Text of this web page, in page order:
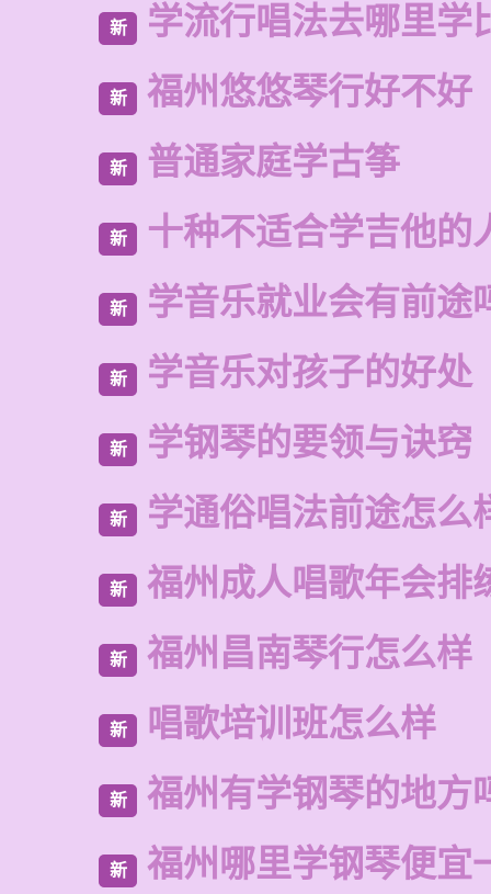
新 学流行唱法去哪里学
新 福州悠悠琴行好不好
新 普通家庭学古筝
新 十种不适合学吉他的
新 学音乐就业会有前途
新 学音乐对孩子的好处
新 学钢琴的要领与诀窍
新 学通俗唱法前途怎么
新 福州成人唱歌年会排
新 福州昌南琴行怎么样
新 唱歌培训班怎么样
新 福州有学钢琴的地方
新 福州哪里学钢琴便宜